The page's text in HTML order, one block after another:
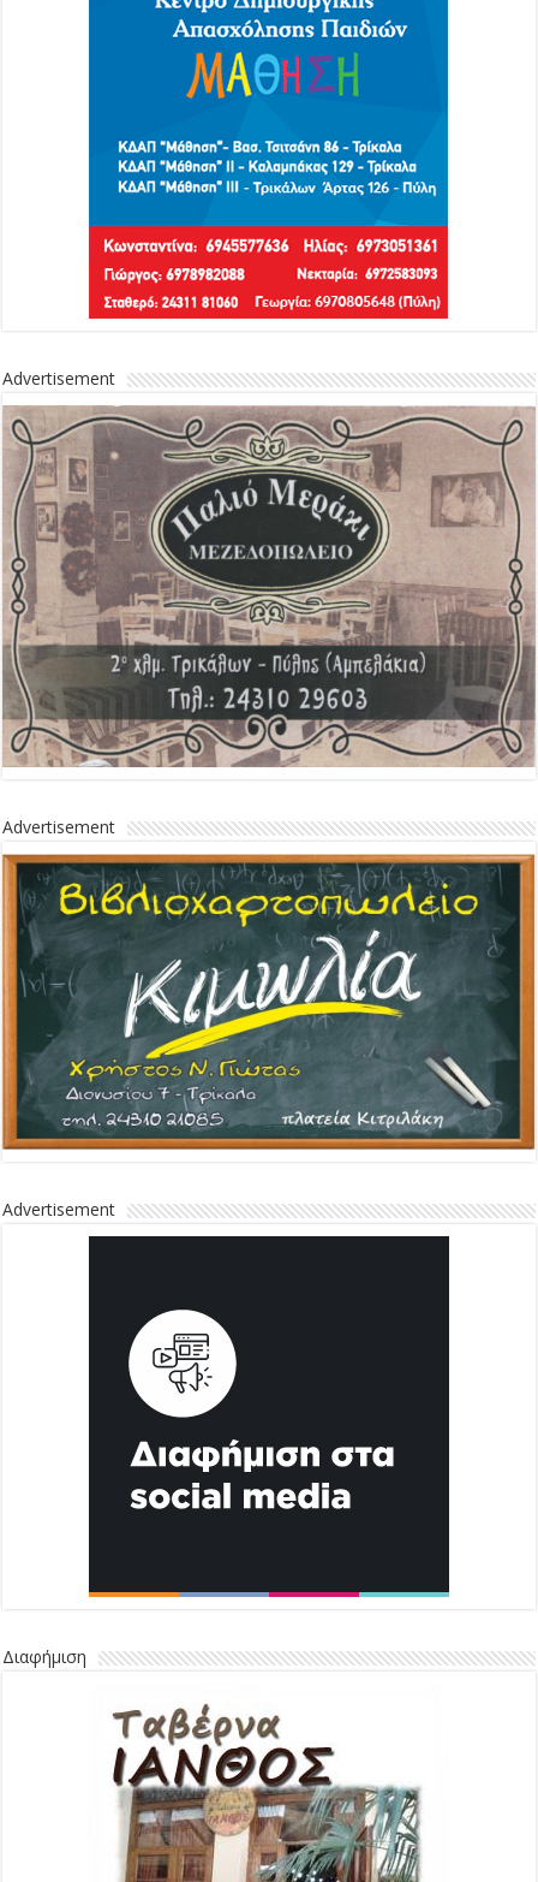
Advertisement
Advertisement
Advertisement
Διαφήμιση